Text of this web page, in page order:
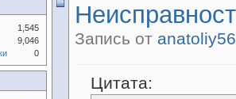
Запись от
Цитата:
1,545
9,046
0